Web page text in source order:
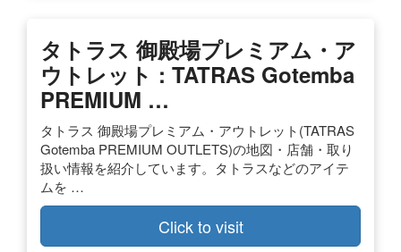
タトラス 御殿場プレミアム・ア
ウトレット : TATRAS Gotemba
PREMIUM …
タトラス 御殿場プレミアム・アウトレット(TATRAS
Gotemba PREMIUM OUTLETS)の地図・店舗・取り
扱い情報を紹介しています。タトラスなどのアイテ
ムを …
Click to visit